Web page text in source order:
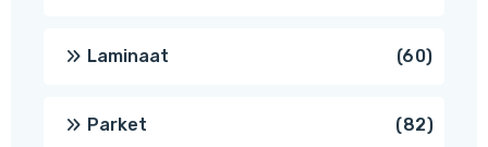
Laminaat 6060
Parket 8282